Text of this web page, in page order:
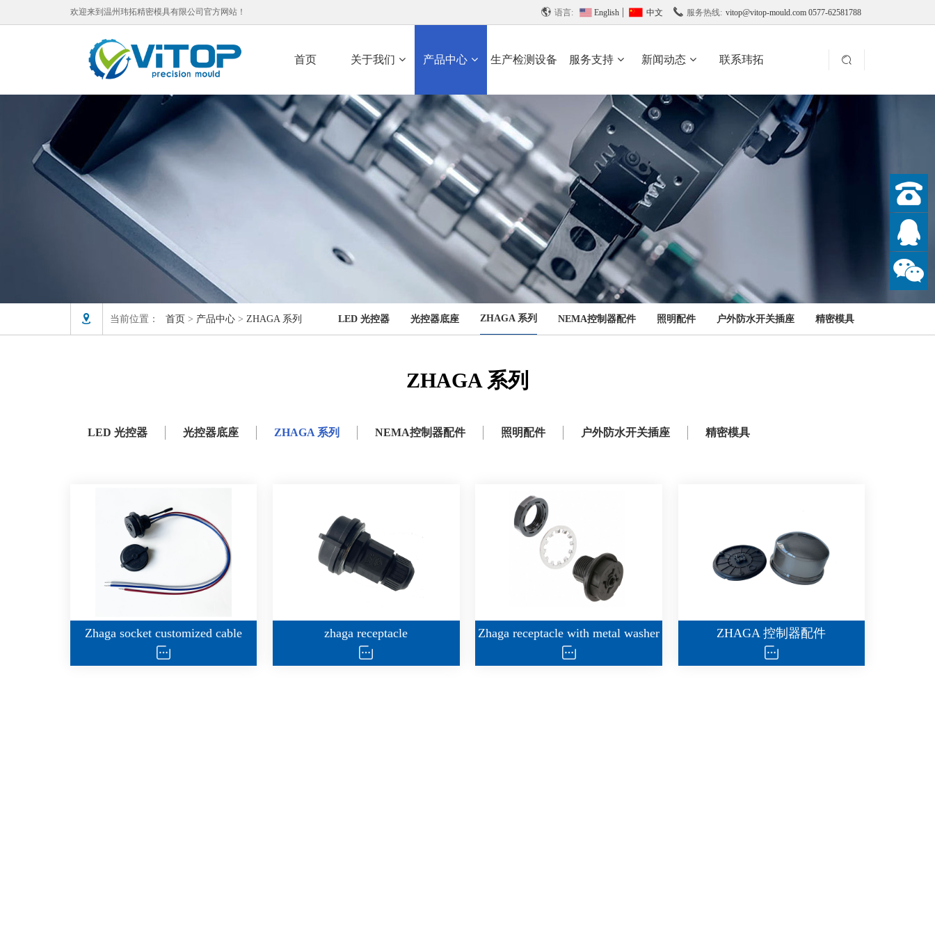
欢迎来到温州玮拓精密模具有限公司官方网站！  语言: English 中文  服务热线: vitop@vitop-mould.com 0577-62581788
首页 关于我们 产品中心 生产检测设备 服务支持 新闻动态 联系玮拓 
 当前位置： 首页 > 产品中心> ZHAGA 系列 LED 光控器 光控器底座 ZHAGA 系列 NEMA控制器配件 照明配件 户外防水开关插座 精密模具
ZHAGA 系列
LED 光控器 光控器底座 ZHAGA 系列 NEMA控制器配件 照明配件 户外防水开关插座 精密模具
Zhaga socket customized cable zhaga receptacle Zhaga receptacle with metal washer ZHAGA 控制器配件